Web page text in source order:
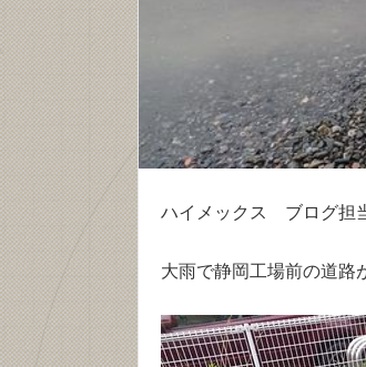
ハイメックス ブログ担
大雨で静岡工場前の道路